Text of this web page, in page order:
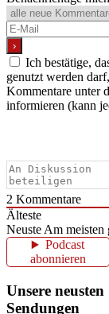
Ich bestätige,
genutzt werden
Kommentare unter
informieren (kann
2 Kommentare
Älteste
Neuste Am meisten
Podcast
abonnieren
Unsere neusten
Sendungen